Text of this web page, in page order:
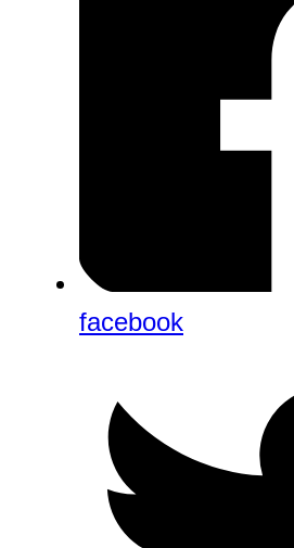
facebook